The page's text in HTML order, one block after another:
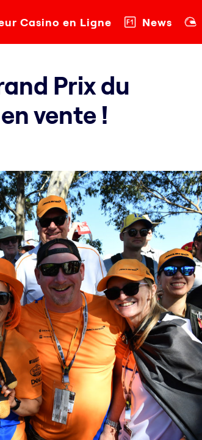
Casino en Ligne News
Prix du
vente !